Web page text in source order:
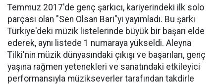
Temmuz 2017'de genç şarkıcı, kariyerindeki ilk solo
parçası olan "Sen Olsan Bari"yi yayımladı. Bu şarkı
Türkiye'deki müzik listelerinde büyük bir başarı elde
ederek, aynı listede 1 numaraya yükseldi. Aleyna
Tilki'nin müzik dünyasındaki çıkışı ve başarıları, genç
yaşına rağmen yetenekleri ve sanatındaki etkileyici
performansıyla müzikseverler tarafından takdirle